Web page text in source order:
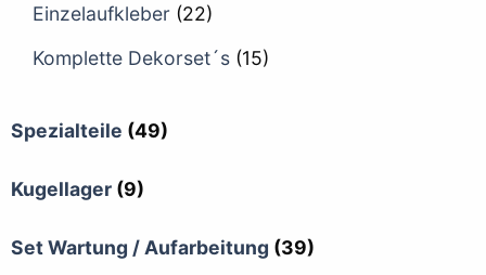
Einzelaufkleber (22)
Komplette Dekorset´s (15)
Spezialteile (49)
Kugellager (9)
Set Wartung / Aufarbeitung (39)